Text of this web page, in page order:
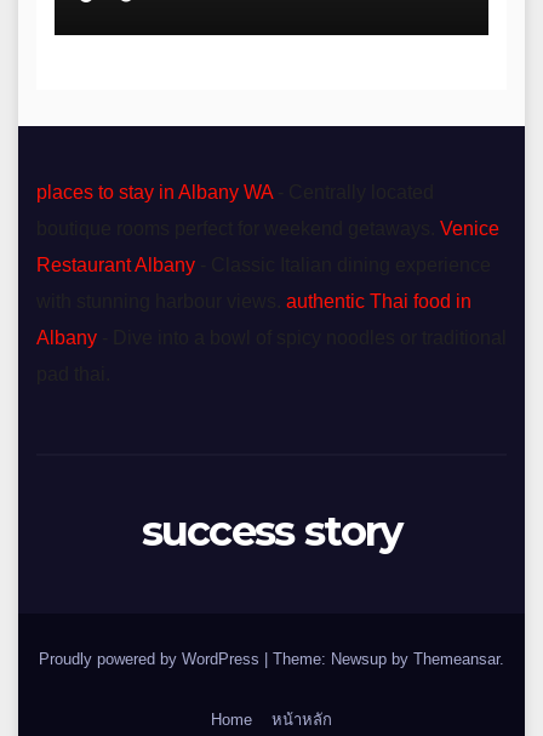
places to stay in Albany WA
Venice
Restaurant Albany
authentic Thai food in
Albany
success story
Proudly powered by WordPress Theme: Newsup by Themeansar.
Home หน้าหลัก